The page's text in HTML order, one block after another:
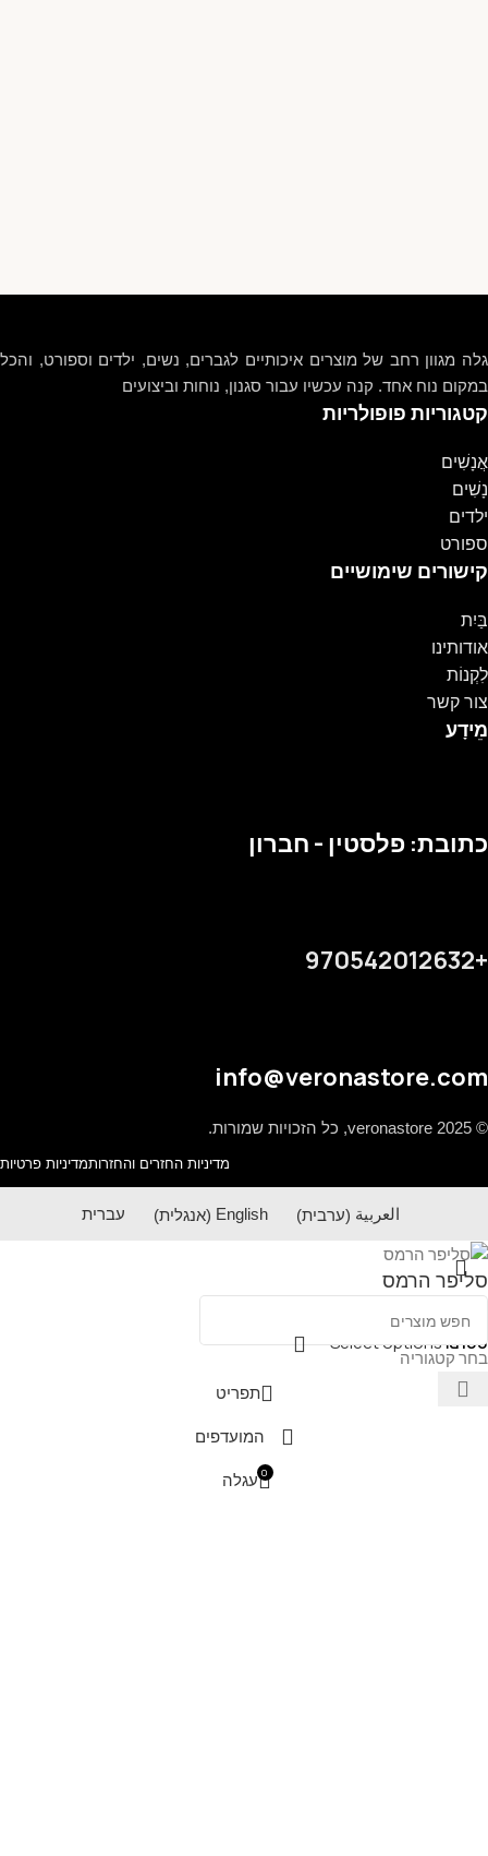
גלה מגוון רחב של מוצרים איכותיים לגברים, נשים, ילדים וספורט, והכל
במקום נוח אחד. קנה עכשיו עבור סגנון, נוחות וביצועים
קטגוריות פופולריות
אֲנָשִׁים
נָשִׁים
ילדים
ספורט
קישורים שימושיים
בַּיִת
אודותינו
לִקְנוֹת
צור קשר
מֵידָע
כתובת: פלסטין - חברון
+970542012632
info@veronastore.com
© 2025 veronastore, כל הזכויות שמורות.
מדיניות החזרים והחזרותמדיניות פרטיות
العربية (ערבית)
English
(אנגלית) עברית
בחר קטגוריה
סליפר הרמס
₪100
Select options
תפריט
המועדפים
0 עגלה